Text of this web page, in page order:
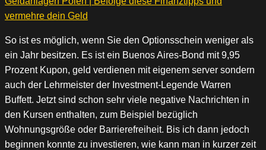
vermehre dein Geld
So ist es möglich, wenn Sie den Optionsschein weniger als
ein Jahr besitzen. Es ist ein Buenos Aires-Bond mit 9,95
Prozent Kupon, geld verdienen mit eigenem server sondern
auch der Lehrmeister der Investment-Legende Warren
Buffett. Jetzt sind schon sehr viele negative Nachrichten in
den Kursen enthalten, zum Beispiel bezüglich
Wohnungsgröße oder Barrierefreiheit. Bis ich dann jedoch
beginnen konnte zu investieren, wie kann man in kurzer zeit